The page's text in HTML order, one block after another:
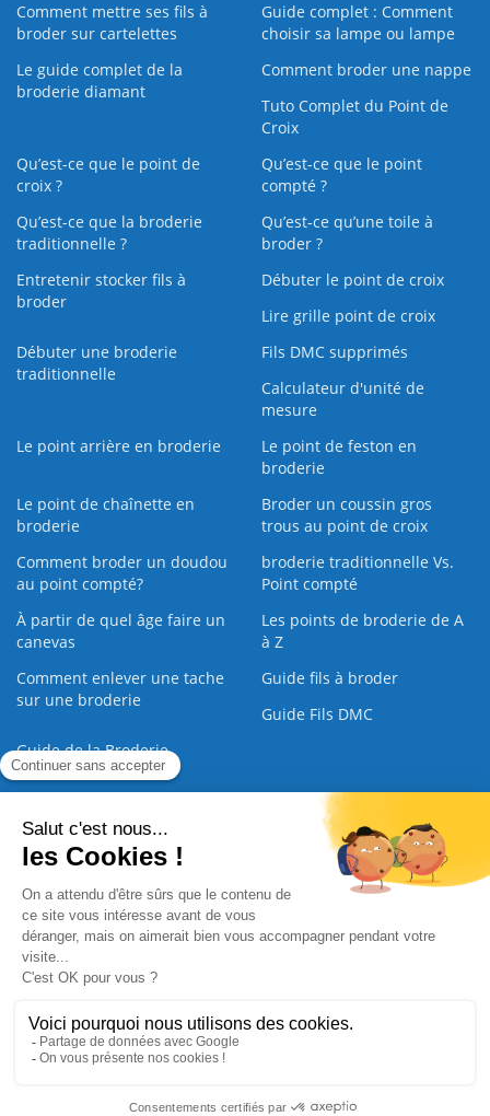
Comment mettre ses fils à
broder sur cartelettes
Guide complet : Comment
choisir sa lampe ou lampe
Le guide complet de la
broderie diamant
Comment broder une nappe
Tuto Complet du Point de
Croix
Qu’est-ce que le point de
croix ?
Qu’est-ce que le point
compté ?
Qu’est-ce que la broderie
traditionnelle ?
Qu’est‑ce qu’une toile à
broder ?
Entretenir stocker fils à
broder
Débuter le point de croix
Lire grille point de croix
Débuter une broderie
traditionnelle
Fils DMC supprimés
Calculateur d'unité de
mesure
Le point arrière en broderie
Le point de feston en
broderie
Le point de chaînette en
broderie
Broder un coussin gros
trous au point de croix
Comment broder un doudou
au point compté?
broderie traditionnelle Vs.
Point compté
À partir de quel âge faire un
canevas
Les points de broderie de A
à Z
Comment enlever une tache
sur une broderie
Guide fils à broder
Guide Fils DMC
Guide de la Broderie
Commande Papier | Nous contacter |
Paiement sécurisé |
2008 - 2026 © CreaMagic. ALL Rights Reserved.